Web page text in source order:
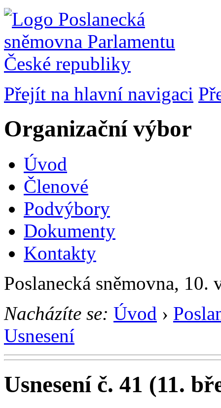
Přejít na hlavní navigaci
Organizační výbor
Úvod
Členové
Podvýbory
Dokumenty
Kontakty
Poslanecká sněmovna,
Nacházíte se: Úvod ›
Usnesení
Usnesení č. 41 (11.